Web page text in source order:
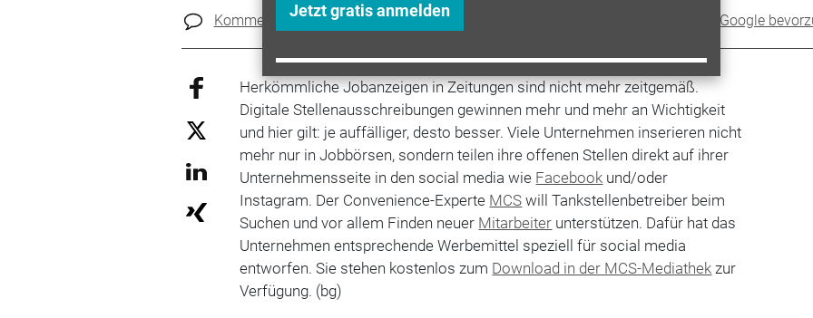
Kommentare Teilen Sprit+ bei Google
Jetzt gratis anmelden
Herkömmliche Jobanzeigen in Zeitungen sind nicht mehr zeitgemäß.
Digitale Stellenausschreibungen gewinnen mehr und mehr an Wichtigkeit
und hier gilt: je auffälliger, desto besser. Viele Unternehmen inserieren nicht
mehr nur in Jobbörsen, sondern teilen ihre offenen Stellen direkt auf ihrer
Unternehmensseite in den social media wie Facebook und/oder
Instagram. Der Convenience-Experte MCS will Tankstellenbetreiber beim
Suchen und vor allem Finden neuer Mitarbeiter unterstützen. Dafür hat das
Unternehmen entsprechende Werbemittel speziell für social media
entworfen. Sie stehen kostenlos zum Download in der MCS-Mediathek zur
Verfügung. (bg)